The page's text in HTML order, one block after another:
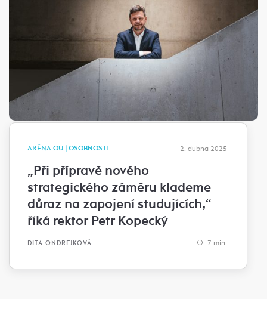
ARÉNA OU | OSOBNOSTI 2. dubna 2025
„Při přípravě nového
strategického záměru klademe
důraz na zapojení studujících,“
říká rektor Petr Kopecký
DITA ONDREJKOVÁ 7 min.